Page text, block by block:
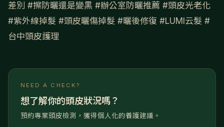
差別 #擦防曬還是變黑 #辦公室防曬推薦 #頭皮光老化
#紫外線掉髮 #頭皮曬傷掉髮 #曬後修復 #LUMI云髮 #
台中頭皮護理
NEED A CHECK?
想了解你的頭皮狀況嗎？
預約專業頭皮檢測，獲得個人化的養護建議。